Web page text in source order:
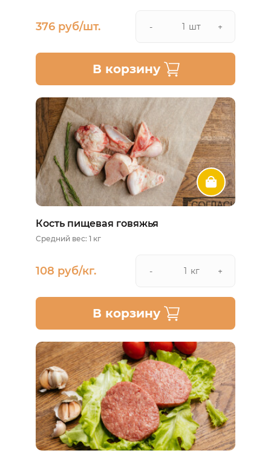
376 руб/шт. - шт +
В корзину
Кость пищевая говяжья
Средний вес: 1 кг
108 руб/кг. - кг +
В корзину